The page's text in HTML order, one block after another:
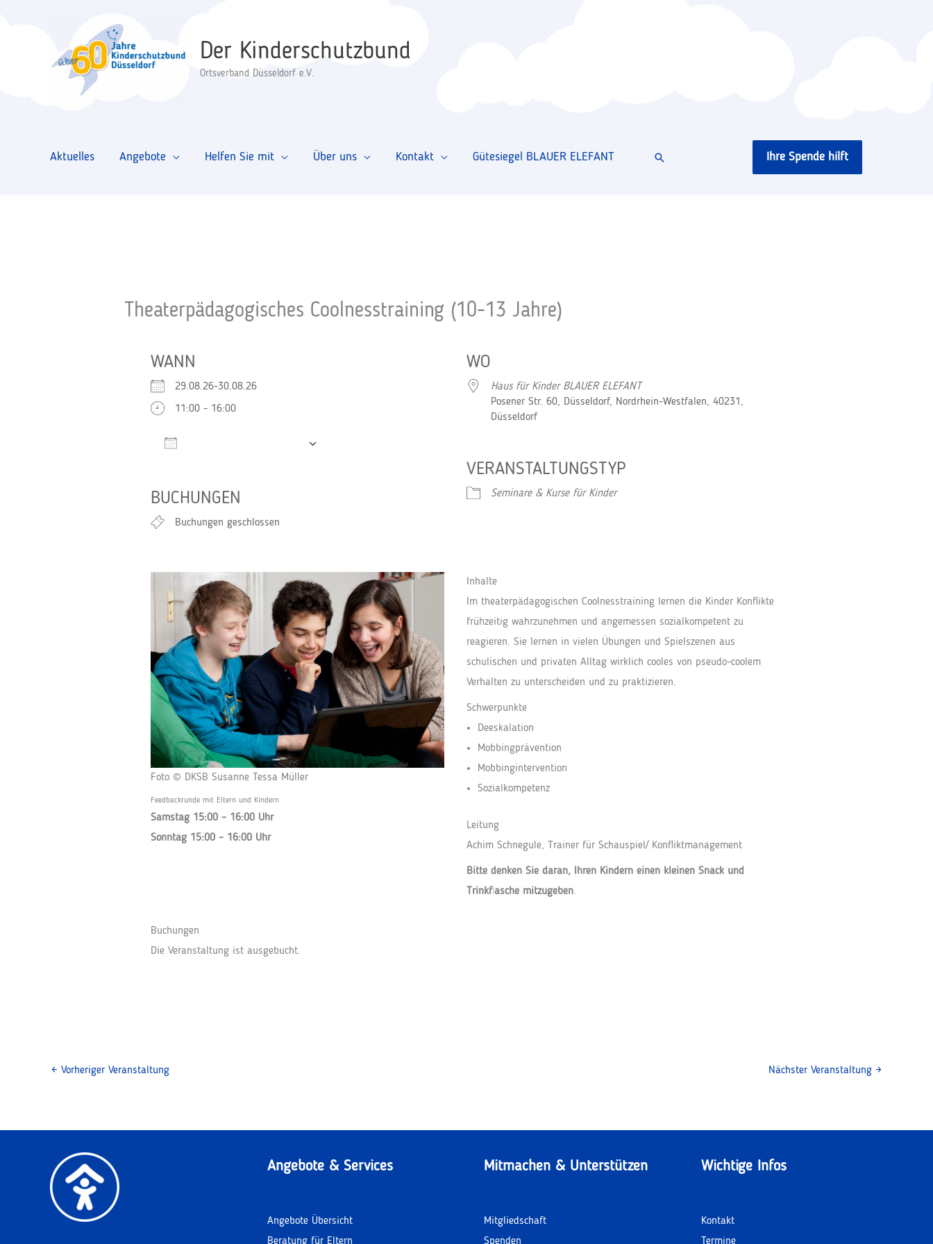
Der Kinderschutzbund
Ortsverband Düsseldorf e.V.
Aktuelles Angebote Helfen Sie mit Über uns Kontakt Gütesiegel BLAUER ELEFANT Suchen Ihre Spende hilft
Theaterpädagogisches Coolnesstraining (10-13 Jahre)
WANN
29.08.26-30.08.26
11:00 - 16:00
iCalendar
BUCHUNGEN
Buchungen geschlossen
WO
Haus für Kinder BLAUER ELEFANT
Posener Str. 60, Düsseldorf, Nordrhein-Westfalen, 40231,
Düsseldorf
VERANSTALTUNGSTYP
Seminare & Kurse für Kinder
Foto © DKSB Susanne Tessa Müller
Feedbackrunde mit Eltern und Kindern
Samstag 15:00 – 16:00 Uhr
Sonntag 15:00 – 16:00 Uhr
Inhalte
Im theaterpädagogischen Coolnesstraining lernen die Kinder Konflikte
frühzeitig wahrzunehmen und angemessen sozialkompetent zu
reagieren. Sie lernen in vielen Übungen und Spielszenen aus
schulischen und privaten Alltag wirklich cooles von pseudo-coolem
Verhalten zu unterscheiden und zu praktizieren.
Schwerpunkte
Deeskalation
Mobbingprävention
Mobbingintervention
Sozialkompetenz
Leitung
Achim Schnegule, Trainer für Schauspiel/ Konfliktmanagement
Bitte denken Sie daran, Ihren Kindern einen kleinen Snack und
Trinkflasche mitzugeben.
Buchungen
Die Veranstaltung ist ausgebucht.
← Vorheriger Veranstaltung Nächster Veranstaltung →
Angebote & Services
Angebote Übersicht
Beratung für Eltern
Mitmachen & Unterstützen
Mitgliedschaft
Spenden
Wichtige Infos
Kontakt
Termine